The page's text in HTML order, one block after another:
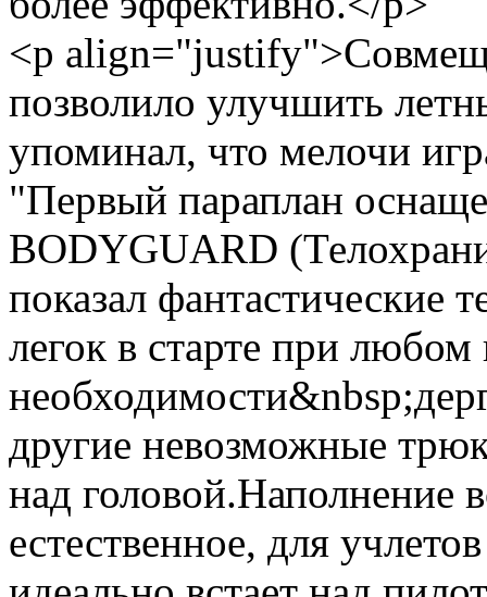
<p
позволило улучшить
упоминал, что мелочи
"Первый параплан
BODYGUARD
показал фантастические
легок в старте при любом
другие невозможные
над головой.Наполнение
естественное, для